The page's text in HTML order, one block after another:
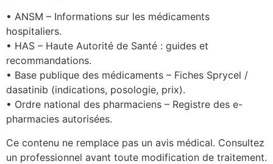
• ANSM – Informations sur les médicaments
hospitaliers.
• HAS – Haute Autorité de Santé : guides et
recommandations.
• Base publique des médicaments – Fiches Sprycel /
dasatinib (indications, posologie, prix).
• Ordre national des pharmaciens – Registre des e-
pharmacies autorisées.
Ce contenu ne remplace pas un avis médical. Consultez
un professionnel avant toute modification de traitement.